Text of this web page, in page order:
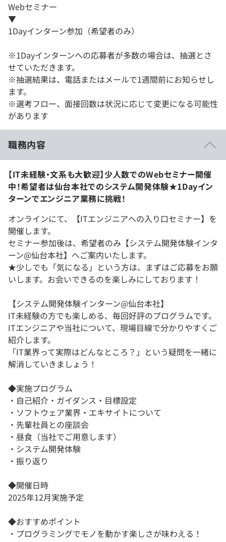
Webセミナー
▼
1Dayインターン参加（希望者のみ）
※1Dayインターンへの応募者が多数の場合は、抽選とさ
せていただきます。
※抽選結果は、電話またはメールで1週間前にお知らせし
ます。
※選考フロー、面接回数は状況に応じて変更になる可能性
があります
職務内容
【IT未経験・文系も大歓迎】少人数でのWebセミナー開催
中！希望者は仙台本社でのシステム開発体験★1Dayイン
ターンでエンジニア業務に挑戦！
オンラインにて、【ITエンジニアへの入り口セミナー】を
開催します。
セミナー参加後は、希望者のみ【システム開発体験インタ
ーン@仙台本社】へご案内いたします。
★少しでも「気になる」という方は、まずはご応募をお願
いします。お会いできるのを楽しみにしております！
【システム開発体験インターン@仙台本社】
IT未経験の方でも楽しめる、毎回好評のプログラムです。
ITエンジニアや当社について、現場目線で分かりやすくご
紹介します。
「IT業界って実際はどんなところ？」という疑問を一緒に
解消していきましょう！
◆実施プログラム
・自己紹介・ガイダンス・目標設定
・ソフトウェア業界・エキサイトについて
・先輩社員との座談会
・昼食（当社でご用意します）
・システム開発体験
・振り返り
◆開催日時
2025年12月実施予定
◆おすすめポイント
・プログラミングでモノを動かす楽しさが味わえる！